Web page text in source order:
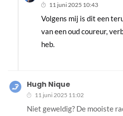
11 juni 2025 10:43
Volgens mij is dit een
van een oud coureur,
heb.
Hugh Nique
11 juni 2025 11:02
Niet geweldig? De mooiste